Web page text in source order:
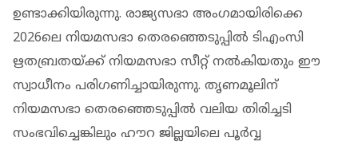
ഉണ്ടാക്കിയിരുന്നു. രാജ്യസഭാ അം​ഗമായിരിക്കെ
2026ലെ നിയമസഭാ തെരഞ്ഞെടുപ്പിൽ ടിഎംസി
ഋതബ്രതയ്ക്ക് നിയമസഭാ സീറ്റ് നൽകിയതും ഈ
സ്വാധീനം പരി​ഗണിച്ചായിരുന്നു. തൃണമൂലിന്
നിയമസഭാ തെരഞ്ഞെടുപ്പിൽ വലിയ തിരിച്ചടി
സംഭവിച്ചെങ്കിലും ഹൗറ ജില്ലയിലെ പൂർവ്വ